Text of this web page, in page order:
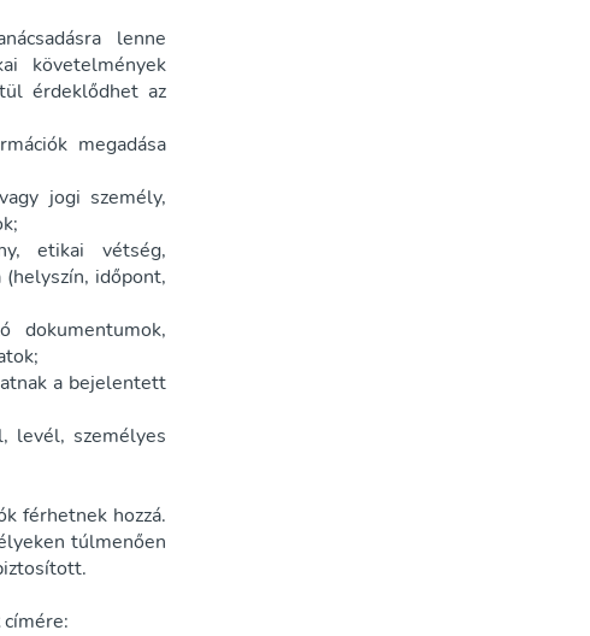
lenne
követelmények
érdeklődhet az
megadása
jogi személy,
etikai vétség,
időpont,
dokumentumok,
a bejelentett
levél, személyes
férhetnek hozzá.
túlmenően
címére: